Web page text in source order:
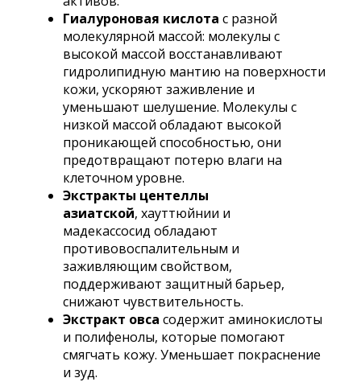
Гиалуроновая кислота с разной
молекулярной массой: молекулы с
высокой массой восстанавливают
гидролипидную мантию на поверхности
кожи, ускоряют заживление и
уменьшают шелушение. Молекулы с
низкой массой обладают высокой
проникающей способностью, они
предотвращают потерю влаги на
клеточном уровне.
Экстракты центеллы
азиатской, хауттюйнии и
мадекассосид обладают
противовоспалительным и
заживляющим свойством,
поддерживают защитный барьер,
снижают чувствительность.
Экстракт овса содержит аминокислоты
и полифенолы, которые помогают
смягчать кожу. Уменьшает покраснение
и зуд.